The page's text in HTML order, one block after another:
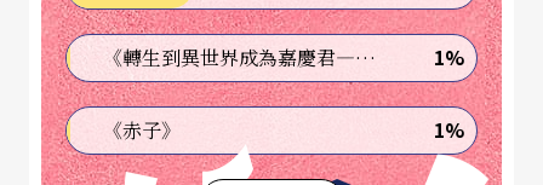
歌劇院則改成英式古堡莊園。
洛伊‧韋伯夫子自道，說新戲更接近歌劇，更有英
國本土風味，與世紀末奢靡華麗的巴黎歌劇院大相
逕庭。友善的樂評認為此劇略有《彼得‧格林》的
《轉生到異世界成為嘉慶君—發現我的祖先是詐騙集團!?》 1%
《赤子》 1%